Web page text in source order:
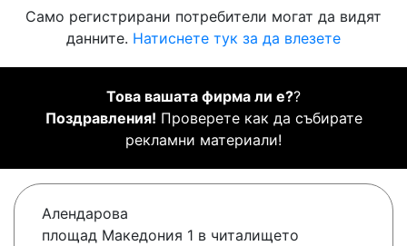
Само регистрирани потребители могат да видят
данните. Натиснете тук за да влезете
Това вашата фирма ли е??
Поздравления! Проверете как да събирате
рекламни материали!
Алендарова
площад Македония 1 в читалището